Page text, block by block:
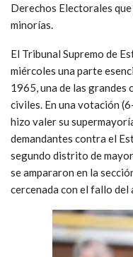
Derechos Electorales
minorías.
El Tribunal Supremo de
miércoles una parte
1965, una de las grandes
civiles. En una votación
hizo valer su
demandantes contra el
segundo distrito de
se ampararon en la
cercenada con el fallo del